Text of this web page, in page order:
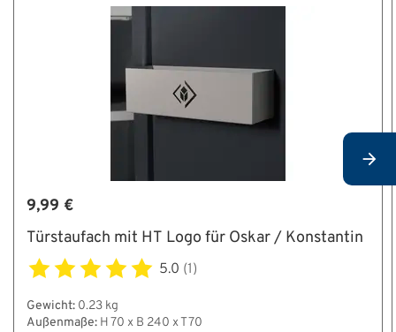
9,99 €
Türstaufach mit HT Logo für Oskar / Konstantin
5.0 (1)
Gewicht: 0.23 kg
Außenmaße: H 70 x B 240 x T 70